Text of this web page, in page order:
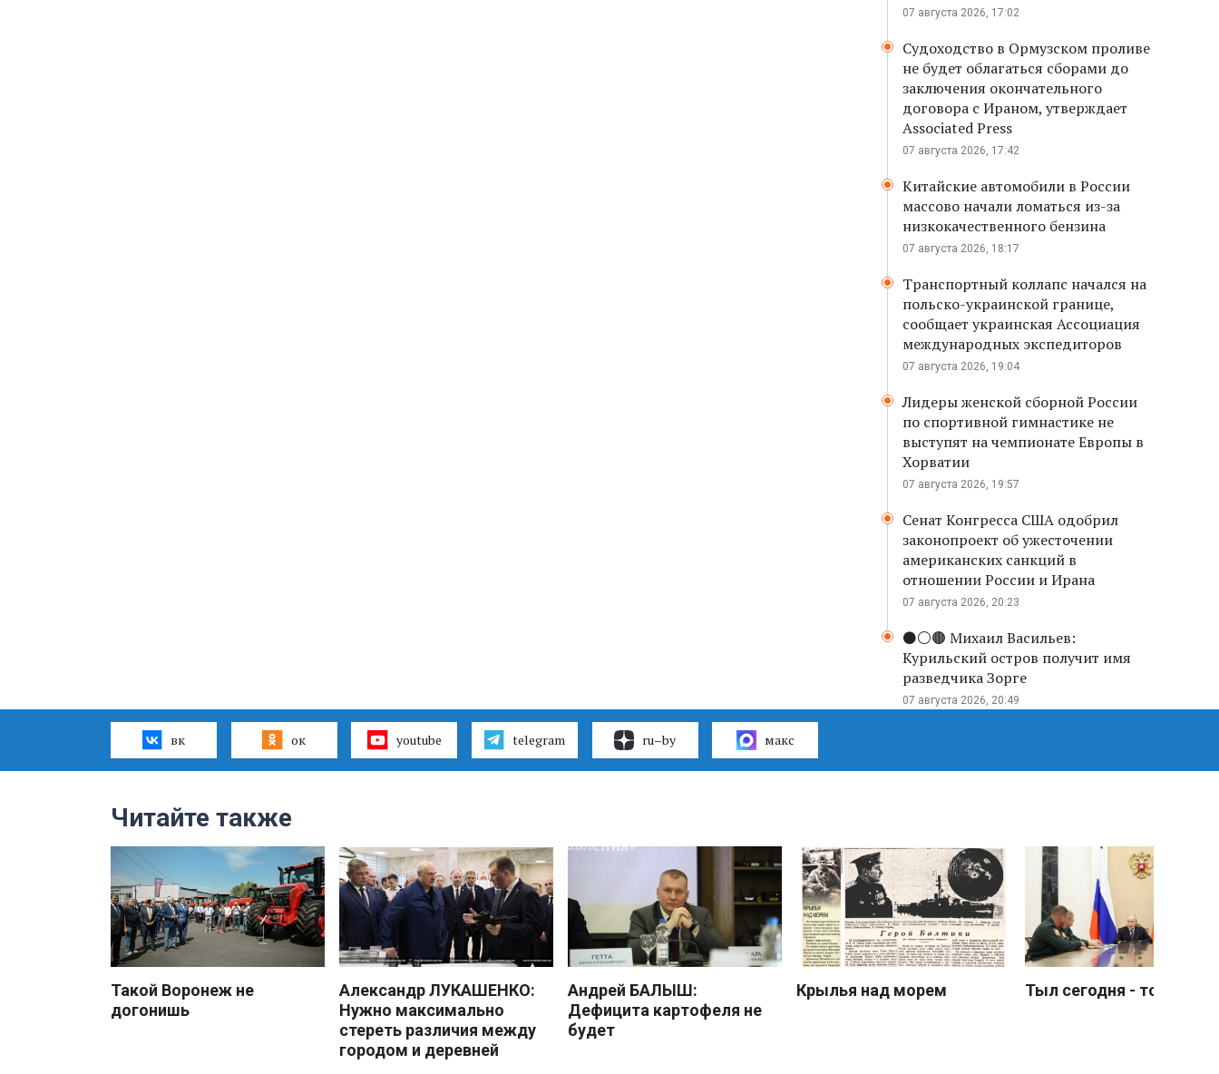
07 августа 2026, 17:02
Судоходство в Ормузском проливе
не будет облагаться сборами до
заключения окончательного
договора с Ираном, утверждает
Associated Press
07 августа 2026, 17:42
Китайские автомобили в России
массово начали ломаться из-за
низкокачественного бензина
07 августа 2026, 18:17
Транспортный коллапс начался на
польско-украинской границе,
сообщает украинская Ассоциация
международных экспедиторов
07 августа 2026, 19:04
Лидеры женской сборной России
по спортивной гимнастике не
выступят на чемпионате Европы в
Хорватии
07 августа 2026, 19:57
Сенат Конгресса США одобрил
законопроект об ужесточении
американских санкций в
отношении России и Ирана
07 августа 2026, 20:23
⚫️⚪️🟤 Михаил Васильев:
Курильский остров получит имя
разведчика Зорге
07 августа 2026, 20:49
вк ок youtube telegram ru–by макс
Читайте также
Такой Воронеж не
догонишь
Александр ЛУКАШЕНКО:
Нужно максимально
стереть различия между
городом и деревней
Андрей БАЛЫШ:
Дефицита картофеля не
будет
Крылья над морем Тыл сегодня - тоже